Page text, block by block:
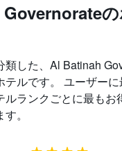
類した、Al Batinah
テルです。 ユーザー
ルランクごとに最もお
。